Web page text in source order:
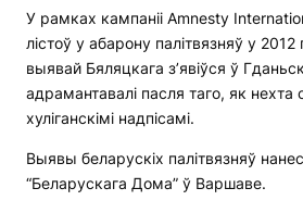
У рамках кампаніі Amnesty
лістоў у абарону палітвязняў у
выявай Бяляцкага з’явіўся ў
адрамантавалі пасля таго, як нехта
хуліганскімі надпісамі.
Выявы беларускіх палітвязняў
“Беларускага Дома” ў Варшаве.